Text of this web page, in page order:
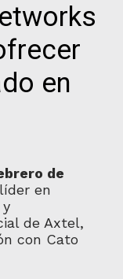
en
de
en
de Axtel,
con Cato